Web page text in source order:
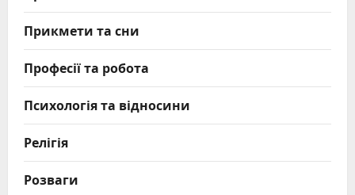
Прикмети та сни
Професії та робота
Психологія та відносини
Релігія
Розваги